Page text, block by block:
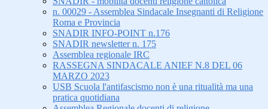
n. 00029 - Assemblea Sindacale Insegnanti di Religione
Roma e Provincia
SNADIR INFO-POINT n.176
SNADIR newsletter n. 175
Assemblea regionale IRC
RASSEGNA SINDACALE ANIEF N.8 DEL 06
MARZO 2023
USB Scuola l'antifascismo non è una ritualità ma una
pratica quotidiana